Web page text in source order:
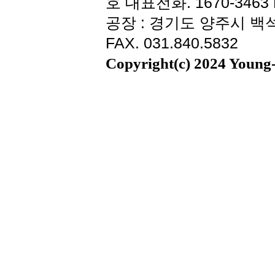
공장 : 경기도 양주시 백
FAX. 031.840.5832
Copyright(c) 2024